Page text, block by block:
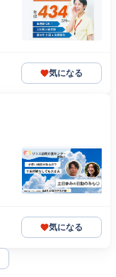
気になる
気になる